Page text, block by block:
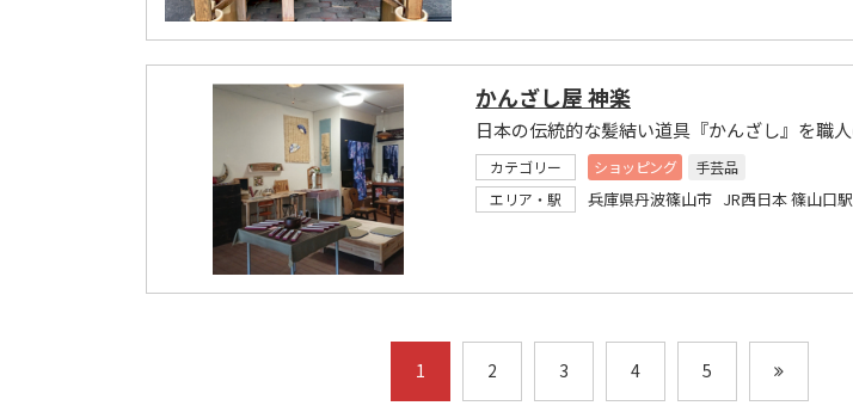
かんざし屋 神楽
カテゴリー ショッピング
手芸品
エリア・駅
兵庫県丹波篠山市 JR西日本 篠山口駅
1 2 3 4 5